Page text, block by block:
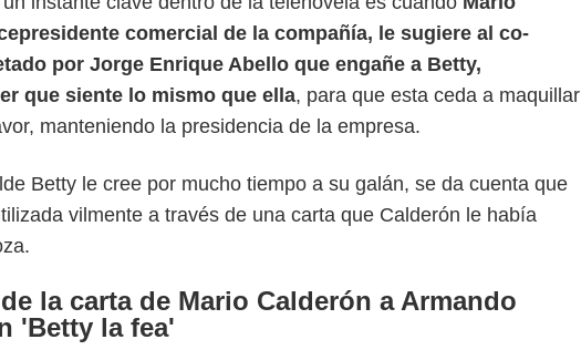
comercial de la compañía, le sugiere al co-
por Jorge Enrique Abello que engañe a Betty,
que siente lo mismo que ella, para que esta ceda a maquillar
manteniendo la presidencia de la empresa.
Betty le cree por mucho tiempo a su galán, se da cuenta que
vilmente a través de una carta que Calderón le había
la carta de Mario Calderón a Armando
'Betty la fea'